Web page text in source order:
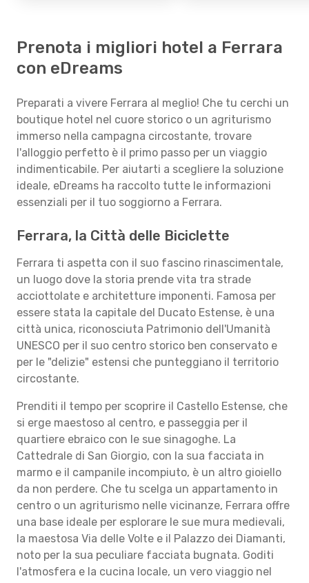
Prenota i migliori hotel a Ferrara
con eDreams
Preparati a vivere Ferrara al meglio! Che tu cerchi un
boutique hotel nel cuore storico o un agriturismo
immerso nella campagna circostante, trovare
l'alloggio perfetto è il primo passo per un viaggio
indimenticabile. Per aiutarti a scegliere la soluzione
ideale, eDreams ha raccolto tutte le informazioni
essenziali per il tuo soggiorno a Ferrara.
Ferrara, la Città delle Biciclette
Ferrara ti aspetta con il suo fascino rinascimentale,
un luogo dove la storia prende vita tra strade
acciottolate e architetture imponenti. Famosa per
essere stata la capitale del Ducato Estense, è una
città unica, riconosciuta Patrimonio dell'Umanità
UNESCO per il suo centro storico ben conservato e
per le "delizie" estensi che punteggiano il territorio
circostante.
Prenditi il tempo per scoprire il Castello Estense, che
si erge maestoso al centro, e passeggia per il
quartiere ebraico con le sue sinagoghe. La
Cattedrale di San Giorgio, con la sua facciata in
marmo e il campanile incompiuto, è un altro gioiello
da non perdere. Che tu scelga un appartamento in
centro o un agriturismo nelle vicinanze, Ferrara offre
una base ideale per esplorare le sue mura medievali,
la maestosa Via delle Volte e il Palazzo dei Diamanti,
noto per la sua peculiare facciata bugnata. Goditi
l'atmosfera e la cucina locale, un vero viaggio nel